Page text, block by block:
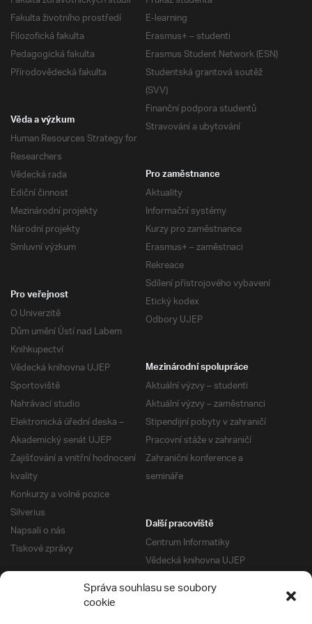
Správa souhlasu se soubory
cookie
Fakulta životního prostředí
Filozofická fakulta
Pedagogická fakulta
Přírodovědecká fakulta
E-learning
Erasmus+ – studenti
Erasmus Student Network (ESN)
Studentská grantová soutěž
(SVV)
Finanční podpora studentů
Stravování a ubytování
Věda a výzkum
Human Resources Strategy for
Researchers
Vědecká rada
Ediční činnost
Mezinárodní projekty
Národní projekty
Smluvní výzkum
Pro zaměstnance
Aktuality
Informační systémy
Kurzy pro zaměstnance
Erasmus+ – zaměstnaci
Rekreace
Sdílení přístrojového vybavení
Etický kodex
Odbory UJEP
Pro veřejnost
O Univerzitě
Dům umění Ústí nad Labem
Knihkupectví
Vědecká knihovna UJEP
Sportoviště
Nahrávací studio
Elektronická úřední deska –
Akademický senát UJEP
Zajišťování a vnitřní hodnocení
kvality
Konkurzy a volné pozice
Silverius
Napsali o nás
Tiskové zprávy
Mezinárodní spolupráce
Aktuální výzvy – studenti
Aktuální výzvy – zaměstnanci
Stipendijní pobyty v zahraničí
Pracovní stáže v zahraničí
Zahraniční konference a
semináře
Další pracoviště
Centrum Informatiky
Vědecká knihovna UJEP
Správa kolejí a menz
Univerzitní centrum podpory